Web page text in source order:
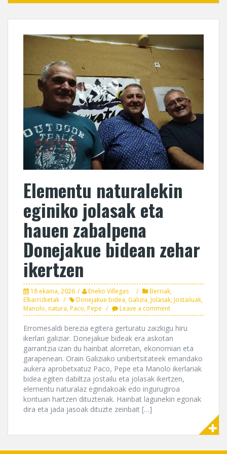
Elementu naturalekin
eginiko jolasak eta
hauen zabalpena
Donejakue bidean zehar
ikertzen
18 ekaina, 2026 Eneko Villegas Berriak,
Elkarrizketak
Donejakue bidea, Galizia,Jolasak,Jostailuak,
Manolo,natura,Paco,Pepe Leave a comment
Erromesaldi berezia egitera gerturatu zaizkigu hiru
ikerlari galiziar. Donejakue bideak era askotan
garrantzia izan du hainbat alorretan, ekonomian eta
garapenean. Orain Galiziako unibertsitateek emandako
aukera aprobetxatuz Paco, Pepe eta Manolo ikerlariak
bidea egiten dabiltza jostailu eta jolasak ikertzen,
elementu naturalaz egindakoak edo ingurugiroa
kontuan hartzen dituztenak. Hainbat lagunekin egonak
dira eta jada jasoak dituzte zeinbait […]